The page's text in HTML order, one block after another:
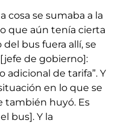
cosa se sumaba a la
que aún tenía cierta
bus fuera allí, se
de gobierno]:
de tarifa”. Y
en lo que se
también huyó. Es
bus]. Y la